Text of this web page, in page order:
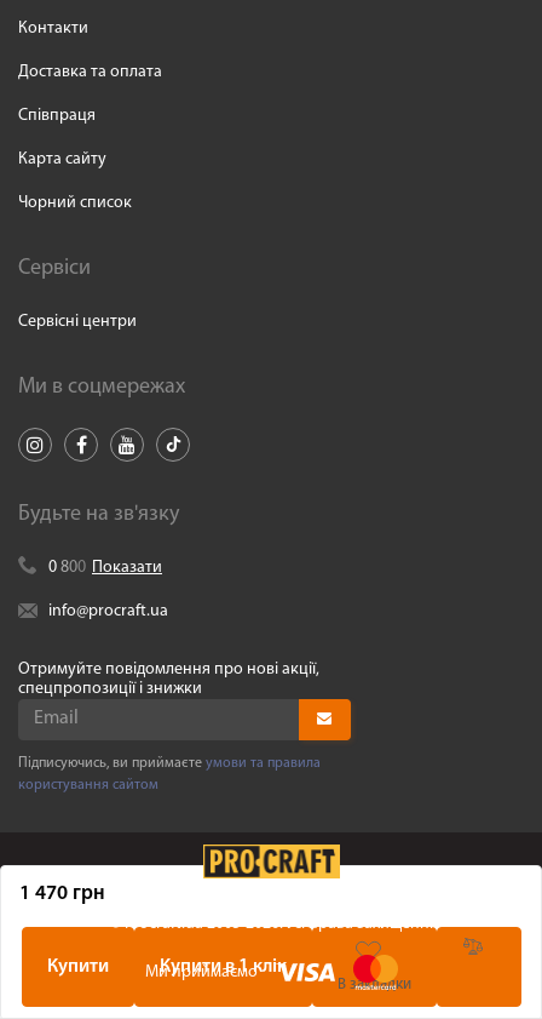
1 470 грн
Купити Купити в 1 клік
В закладки
Контакти
Доставка та оплата
Співпраця
Карта сайту
Чорний список
Сервіси
Сервісні центри
Ми в соцмережах
Будьте на зв'язку
0 800 Показати
info@procraft.ua
Отримуйте повідомлення про нові акції,
спецпропозиції і знижки
Підписуючись, ви приймаєте умови та правила
користування сайтом
©Procraft.ua2005-2026. Усі права захищенні
Ми приймаємо